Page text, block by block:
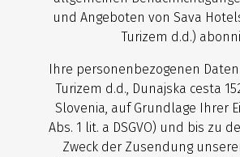
und Angeboten von Sava
Turizem d.d.)
Ihre personenbezogenen
Turizem d.d., Dunajska cesta
Slovenia, auf Grundlage Ihrer
Abs. 1 lit. a DSGVO) und bis zu
Zweck der Zusendung